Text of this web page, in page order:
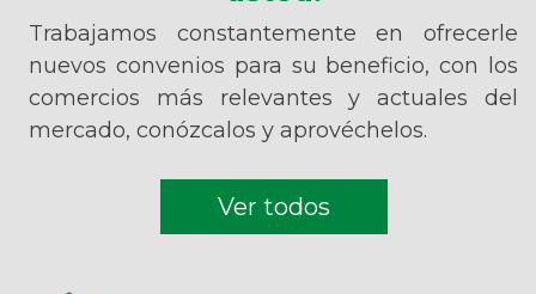
Trabajamos constantemente en ofrecerle
nuevos convenios para su beneficio, con los
comercios más relevantes y actuales del
mercado, conózcalos y aprovéchelos.
Ver todos